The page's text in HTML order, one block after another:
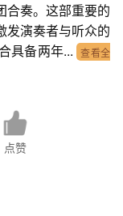
合奏。这部重要的
发演奏者与听众的
具备两年... 查看全
点赞